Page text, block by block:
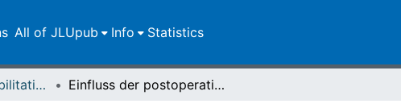
All of JLUpub Info Statistics
Dissertationen/Habilitationen Einfluss der postoperativen Volumenüberladung auf Diagnose und Stadieneinteilung der akuten Nierenschädigung nach Lungentransplantation